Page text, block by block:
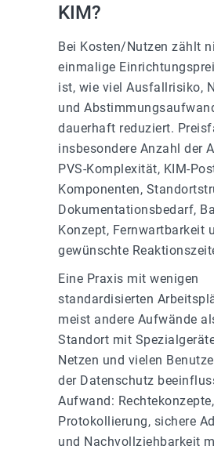
KIM?
Bei Kosten/Nutzen zählt
einmalige
ist, wie viel Ausfallrisiko,
und
dauerhaft reduziert.
insbesondere Anzahl der
PVS-Komplexität, KIM-
Komponenten,
Dokumentationsbedarf,
Konzept, Fernwartbarkeit
gewünschte
Eine Praxis mit wenigen
standardisierten
meist andere Aufwände
Standort mit
Netzen und vielen
der Datenschutz
Aufwand: Rechtekonzepte,
Protokollierung, sichere
und Nachvollziehbarkeit